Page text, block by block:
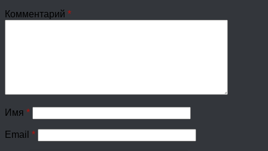
Комментарий *
Имя *
Email *